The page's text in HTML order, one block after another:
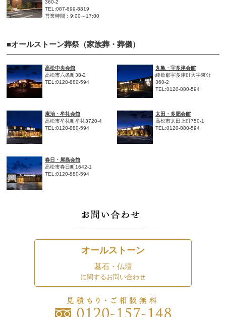
360-2
TEL:087-899-8819
営業時間：9:00～17:00
■オールストーン葬祭（家族葬・葬儀）
高松中央会館
高松市六条町38-2
TEL:0120-880-594
丸亀・宇多津会館
綾歌郡宇多津町大字東分
360-2
TEL:0120-880-594
庵治・牟礼会館
高松市牟礼町牟礼3720-4
TEL:0120-880-594
太田・多肥会館
高松市太田上町750-1
TEL:0120-880-594
春日・屋島会館
高松市春日町1642-1
TEL:0120-880-594
オールストーン
墓石・仏壇
に関するお問い合わせ